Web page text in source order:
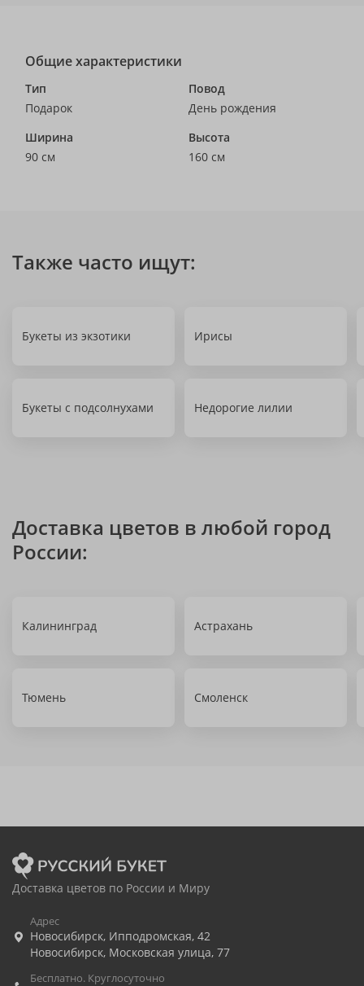
Общие характеристики
Тип
Подарок
Повод
День рождения
Ширина
90 см
Высота
160 см
Также часто ищут:
Букеты из экзотики Ирисы
Букеты с подсолнухами Недорогие лилии
Доставка цветов в любой город
России:
Калининград Астрахань
Тюмень Смоленск
Доставка цветов по России и Миру
Адрес
Новосибирск, Ипподромская, 42
Новосибирск, Московская улица, 77
Бесплатно. Круглосуточно